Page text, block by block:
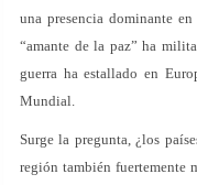
una presencia dominante
“amante de la paz” ha
guerra ha estallado en
Mundial.
Surge la pregunta, ¿los
región también fuertemente